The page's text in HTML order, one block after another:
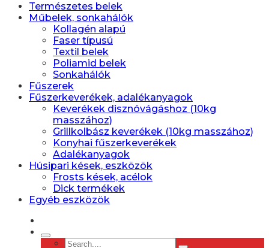
Természetes belek
Műbelek, sonkahálók
Kollagén alapú
Faser típusú
Textil belek
Poliamid belek
Sonkahálók
Fűszerek
Fűszerkeverékek, adalékanyagok
Keverékek disznóvágáshoz (10kg
masszához)
Grillkolbász keverékek (10kg masszához)
Konyhai fűszerkeverékek
Adalékanyagok
Húsipari kések, eszközök
Frosts kések, acélok
Dick termékek
Egyéb eszközök